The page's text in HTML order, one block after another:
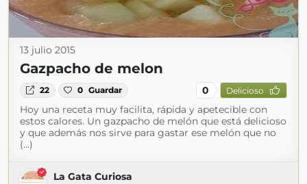
13 julio 2015
Gazpacho de melon
22 0 Guardar 0 Delicioso
Hoy una receta muy facilita, rápida y apetecible con
estos calores. Un gazpacho de melón que está delicioso
y que además nos sirve para gastar ese melón que no
(...)
La Gata Curiosa